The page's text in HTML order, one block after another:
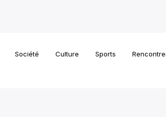
Société Culture Sports